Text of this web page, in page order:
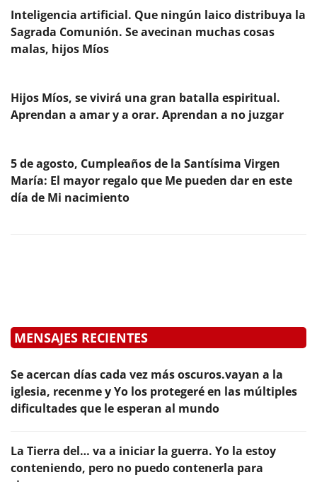
Inteligencia artificial. Que ningún laico distribuya la
Sagrada Comunión. Se avecinan muchas cosas
malas, hijos Míos
Hijos Míos, se vivirá una gran batalla espiritual.
Aprendan a amar y a orar. Aprendan a no juzgar
5 de agosto, Cumpleaños de la Santísima Virgen
María: El mayor regalo que Me pueden dar en este
día de Mi nacimiento
MENSAJES RECIENTES
Se acercan días cada vez más oscuros.vayan a la
iglesia, recenme y Yo los protegeré en las múltiples
dificultades que le esperan al mundo
La Tierra del… va a iniciar la guerra. Yo la estoy
conteniendo, pero no puedo contenerla para